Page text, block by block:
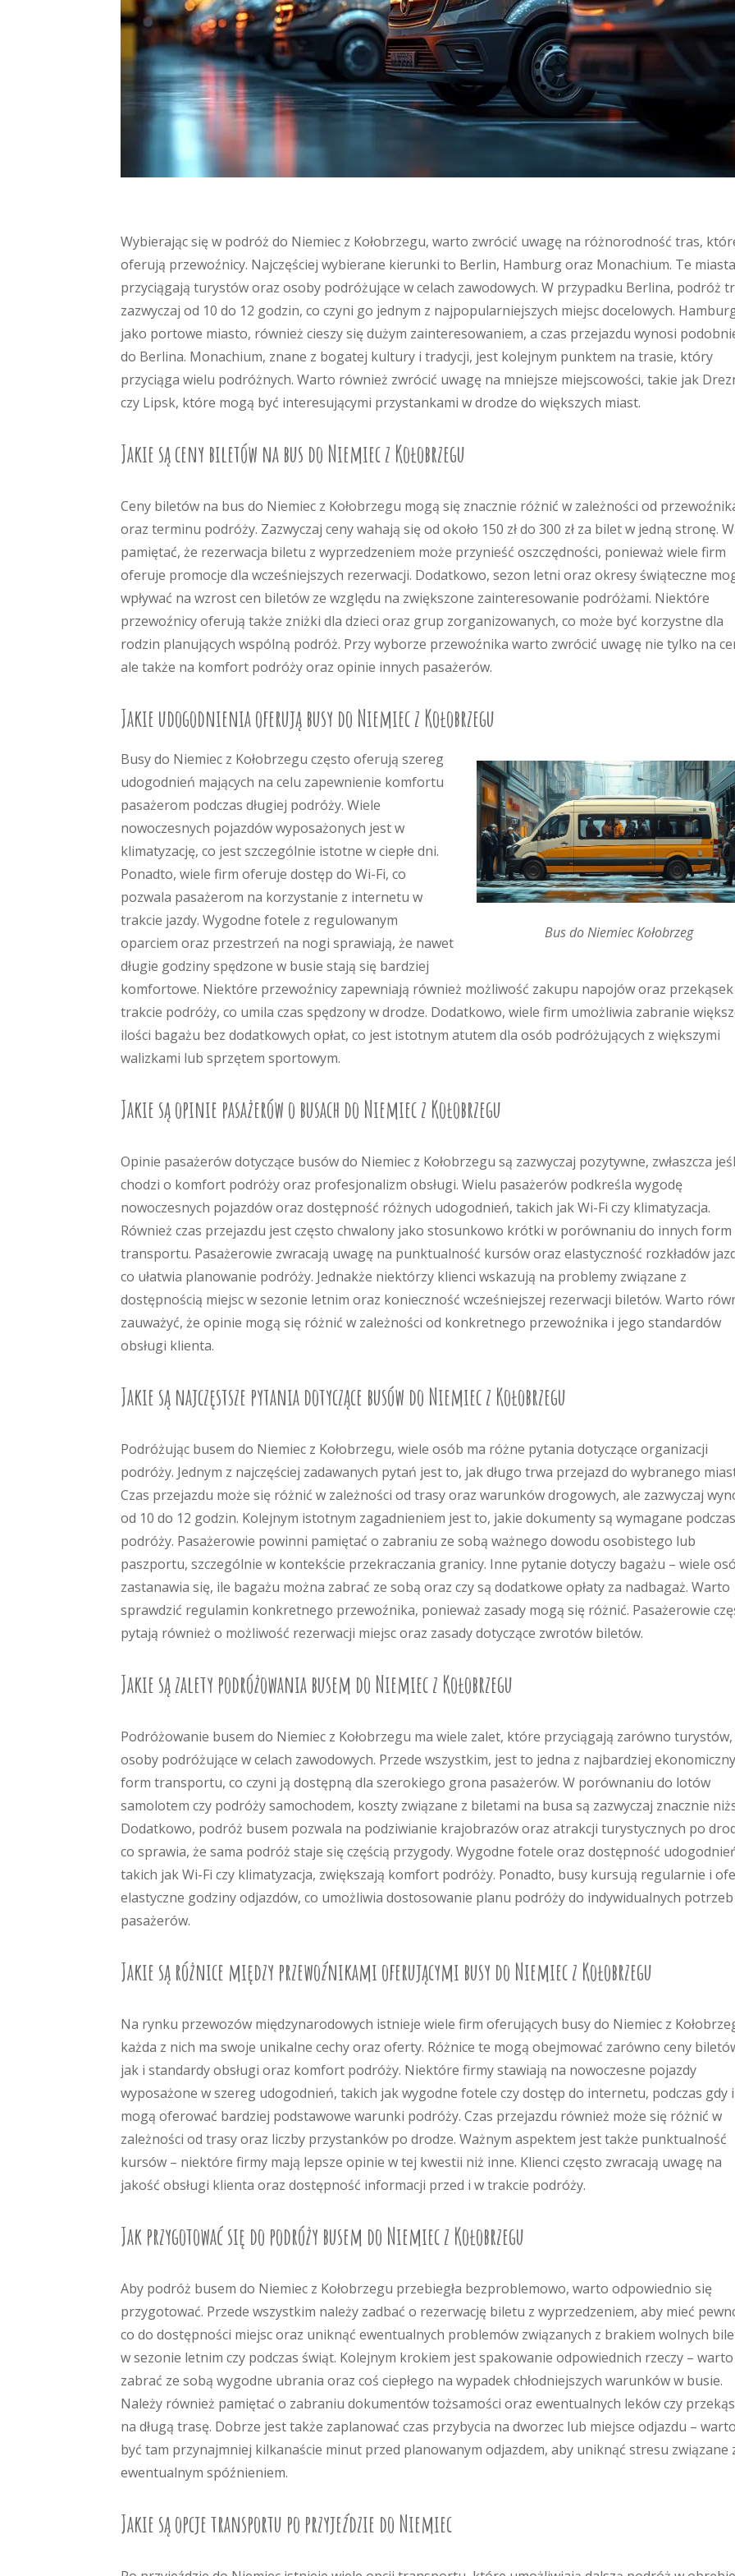
Wybierając się w podróż do Niemiec z Kołobrzegu, warto zwrócić uwagę na różnorodność tras,
oferują przewoźnicy. Najczęściej wybierane kierunki to Berlin, Hamburg oraz Monachium. Te miasta
przyciągają turystów oraz osoby podróżujące w celach zawodowych. W przypadku Berlina, podróż
zazwyczaj od 10 do 12 godzin, co czyni go jednym z najpopularniejszych miejsc docelowych.
jako portowe miasto, również cieszy się dużym zainteresowaniem, a czas przejazdu wynosi
do Berlina. Monachium, znane z bogatej kultury i tradycji, jest kolejnym punktem na trasie, który
przyciąga wielu podróżnych. Warto również zwrócić uwagę na mniejsze miejscowości, takie jak
czy Lipsk, które mogą być interesującymi przystankami w drodze do większych miast.
Jakie są ceny biletów na bus do Niemiec z Kołobrzegu
Ceny biletów na bus do Niemiec z Kołobrzegu mogą się znacznie różnić w zależności od
oraz terminu podróży. Zazwyczaj ceny wahają się od około 150 zł do 300 zł za bilet w jedną stronę.
pamiętać, że rezerwacja biletu z wyprzedzeniem może przynieść oszczędności, ponieważ wiele firm
oferuje promocje dla wcześniejszych rezerwacji. Dodatkowo, sezon letni oraz okresy świąteczne
wpływać na wzrost cen biletów ze względu na zwiększone zainteresowanie podróżami. Niektóre
przewoźnicy oferują także zniżki dla dzieci oraz grup zorganizowanych, co może być korzystne dla
rodzin planujących wspólną podróż. Przy wyborze przewoźnika warto zwrócić uwagę nie tylko na
ale także na komfort podróży oraz opinie innych pasażerów.
Jakie udogodnienia oferują busy do Niemiec z Kołobrzegu
Bus do Niemiec Kołobrzeg
Busy do Niemiec z Kołobrzegu często oferują szereg
udogodnień mających na celu zapewnienie komfortu
pasażerom podczas długiej podróży. Wiele
nowoczesnych pojazdów wyposażonych jest w
klimatyzację, co jest szczególnie istotne w ciepłe dni.
Ponadto, wiele firm oferuje dostęp do Wi-Fi, co
pozwala pasażerom na korzystanie z internetu w
trakcie jazdy. Wygodne fotele z regulowanym
oparciem oraz przestrzeń na nogi sprawiają, że nawet
długie godziny spędzone w busie stają się bardziej
komfortowe. Niektóre przewoźnicy zapewniają również możliwość zakupu napojów oraz
trakcie podróży, co umila czas spędzony w drodze. Dodatkowo, wiele firm umożliwia zabranie
ilości bagażu bez dodatkowych opłat, co jest istotnym atutem dla osób podróżujących z większymi
walizkami lub sprzętem sportowym.
Jakie są opinie pasażerów o busach do Niemiec z Kołobrzegu
Opinie pasażerów dotyczące busów do Niemiec z Kołobrzegu są zazwyczaj pozytywne, zwłaszcza
chodzi o komfort podróży oraz profesjonalizm obsługi. Wielu pasażerów podkreśla wygodę
nowoczesnych pojazdów oraz dostępność różnych udogodnień, takich jak Wi-Fi czy klimatyzacja.
Również czas przejazdu jest często chwalony jako stosunkowo krótki w porównaniu do innych form
transportu. Pasażerowie zwracają uwagę na punktualność kursów oraz elastyczność rozkładów
co ułatwia planowanie podróży. Jednakże niektórzy klienci wskazują na problemy związane z
dostępnością miejsc w sezonie letnim oraz konieczność wcześniejszej rezerwacji biletów. Warto
zauważyć, że opinie mogą się różnić w zależności od konkretnego przewoźnika i jego standardów
obsługi klienta.
Jakie są najczęstsze pytania dotyczące busów do Niemiec z Kołobrzegu
Podróżując busem do Niemiec z Kołobrzegu, wiele osób ma różne pytania dotyczące organizacji
podróży. Jednym z najczęściej zadawanych pytań jest to, jak długo trwa przejazd do wybranego
Czas przejazdu może się różnić w zależności od trasy oraz warunków drogowych, ale zazwyczaj
od 10 do 12 godzin. Kolejnym istotnym zagadnieniem jest to, jakie dokumenty są wymagane podczas
podróży. Pasażerowie powinni pamiętać o zabraniu ze sobą ważnego dowodu osobistego lub
paszportu, szczególnie w kontekście przekraczania granicy. Inne pytanie dotyczy bagażu – wiele
zastanawia się, ile bagażu można zabrać ze sobą oraz czy są dodatkowe opłaty za nadbagaż. Warto
sprawdzić regulamin konkretnego przewoźnika, ponieważ zasady mogą się różnić. Pasażerowie
pytają również o możliwość rezerwacji miejsc oraz zasady dotyczące zwrotów biletów.
Jakie są zalety podróżowania busem do Niemiec z Kołobrzegu
Podróżowanie busem do Niemiec z Kołobrzegu ma wiele zalet, które przyciągają zarówno turystów,
osoby podróżujące w celach zawodowych. Przede wszystkim, jest to jedna z najbardziej
form transportu, co czyni ją dostępną dla szerokiego grona pasażerów. W porównaniu do lotów
samolotem czy podróży samochodem, koszty związane z biletami na busa są zazwyczaj znacznie
Dodatkowo, podróż busem pozwala na podziwianie krajobrazów oraz atrakcji turystycznych po
co sprawia, że sama podróż staje się częścią przygody. Wygodne fotele oraz dostępność
takich jak Wi-Fi czy klimatyzacja, zwiększają komfort podróży. Ponadto, busy kursują regularnie i
elastyczne godziny odjazdów, co umożliwia dostosowanie planu podróży do indywidualnych potrzeb
pasażerów.
Jakie są różnice między przewoźnikami oferującymi busy do Niemiec z Kołobrzegu
Na rynku przewozów międzynarodowych istnieje wiele firm oferujących busy do Niemiec z
każda z nich ma swoje unikalne cechy oraz oferty. Różnice te mogą obejmować zarówno ceny
jak i standardy obsługi oraz komfort podróży. Niektóre firmy stawiają na nowoczesne pojazdy
wyposażone w szereg udogodnień, takich jak wygodne fotele czy dostęp do internetu, podczas gdy
mogą oferować bardziej podstawowe warunki podróży. Czas przejazdu również może się różnić w
zależności od trasy oraz liczby przystanków po drodze. Ważnym aspektem jest także punktualność
kursów – niektóre firmy mają lepsze opinie w tej kwestii niż inne. Klienci często zwracają uwagę na
jakość obsługi klienta oraz dostępność informacji przed i w trakcie podróży.
Jak przygotować się do podróży busem do Niemiec z Kołobrzegu
Aby podróż busem do Niemiec z Kołobrzegu przebiegła bezproblemowo, warto odpowiednio się
przygotować. Przede wszystkim należy zadbać o rezerwację biletu z wyprzedzeniem, aby mieć
co do dostępności miejsc oraz uniknąć ewentualnych problemów związanych z brakiem wolnych
w sezonie letnim czy podczas świąt. Kolejnym krokiem jest spakowanie odpowiednich rzeczy – warto
zabrać ze sobą wygodne ubrania oraz coś ciepłego na wypadek chłodniejszych warunków w busie.
Należy również pamiętać o zabraniu dokumentów tożsamości oraz ewentualnych leków czy
na długą trasę. Dobrze jest także zaplanować czas przybycia na dworzec lub miejsce odjazdu – warto
być tam przynajmniej kilkanaście minut przed planowanym odjazdem, aby uniknąć stresu związane
ewentualnym spóźnieniem.
Jakie są opcje transportu po przyjeździe do Niemiec